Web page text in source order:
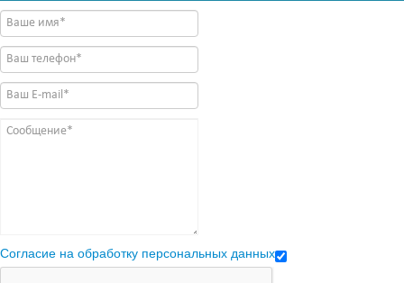
Согласие на обработку персональных данных